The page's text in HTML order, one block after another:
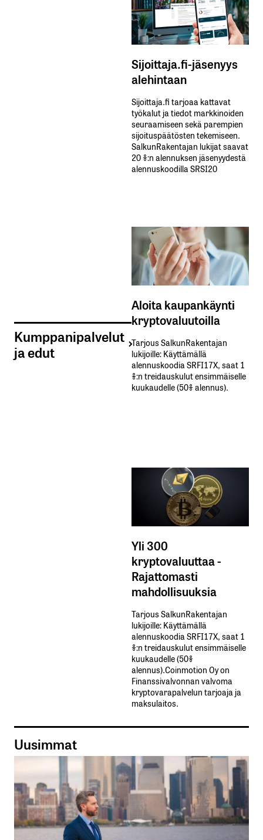
Kumppanipalvelut
ja edut
Sijoittaja.fi-jäsenyys
alehintaan
Sijoittaja.fi tarjoaa kattavat
työkalut ja tiedot markkinoiden
seuraamiseen sekä parempien
sijoituspäätösten tekemiseen.
SalkunRakentajan lukijat saavat
20 %:n alennuksen jäsenyydestä
alennuskoodilla SRSI20
Aloita kaupankäynti
kryptovaluutoilla
Tarjous SalkunRakentajan
lukijoille: Käyttämällä​ ​
alennuskoodia​ ​SRFI17X,​ ​saat​ ​1
%:n treidauskulut​ ​ensimmäiselle​ ​
kuukaudelle​ ​(50%​ ​alennus).
Yli 300
kryptovaluuttaa -
Rajattomasti
mahdollisuuksia
Tarjous SalkunRakentajan
lukijoille: Käyttämällä​ ​
alennuskoodia​ ​SRFI17X,​ ​saat​ ​1
%:n treidauskulut​ ​ensimmäiselle​ ​
kuukaudelle​ ​(50%​ ​
alennus).Coinmotion Oy on
Finanssivalvonnan valvoma
kryptovarapalvelun tarjoaja ja
maksulaitos.
Uusimmat